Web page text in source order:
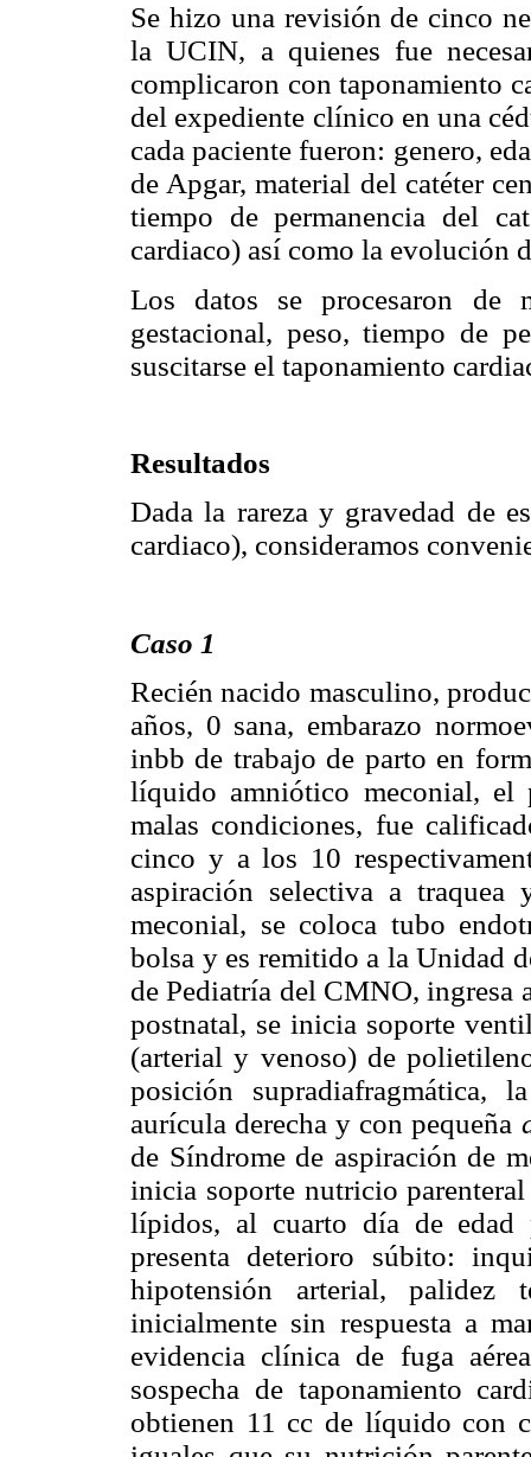
Se hizo una revisión de cinco
la UCIN, a quienes fue
complicaron con taponamiento
del expediente clínico en una
cada paciente fueron: genero,
de Apgar, material del catéter
tiempo de permanencia del
cardiaco) así como la evolución
Los datos se procesaron de
gestacional, peso, tiempo de
suscitarse el taponamiento
Resultados
Dada la rareza y gravedad de
cardiaco), consideramos
Caso 1
Recién nacido masculino,
años, 0 sana, embarazo
inbb de trabajo de parto en
líquido amniótico meconial, el
malas condiciones, fue
cinco y a los 10
aspiración selectiva a
meconial, se coloca tubo
bolsa y es remitido a la Unidad
de Pediatría del CMNO, ingresa
postnatal, se inicia soporte
(arterial y venoso) de
posición supradiafragmática,
aurícula derecha y con pequeña
de Síndrome de aspiración de
inicia soporte nutricio
lípidos, al cuarto día de edad
presenta deterioro súbito:
hipotensión arterial, palidez
inicialmente sin respuesta a
evidencia clínica de fuga
sospecha de taponamiento
obtienen 11 cc de líquido con